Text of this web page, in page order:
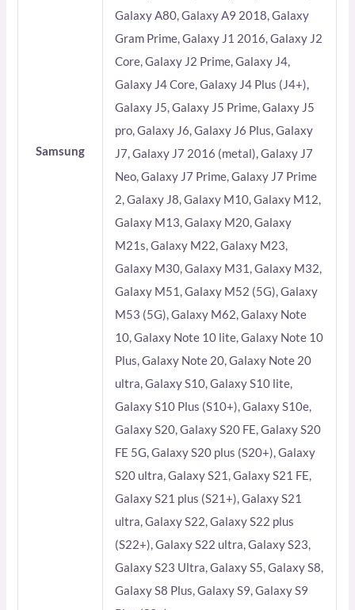
Samsung
Galaxy A80, Galaxy A9 2018, Galaxy
Gram Prime, Galaxy J1 2016, Galaxy J2
Core, Galaxy J2 Prime, Galaxy J4,
Galaxy J4 Core, Galaxy J4 Plus (J4+),
Galaxy J5, Galaxy J5 Prime, Galaxy J5
pro, Galaxy J6, Galaxy J6 Plus, Galaxy
J7, Galaxy J7 2016 (metal), Galaxy J7
Neo, Galaxy J7 Prime, Galaxy J7 Prime
2, Galaxy J8, Galaxy M10, Galaxy M12,
Galaxy M13, Galaxy M20, Galaxy
M21s, Galaxy M22, Galaxy M23,
Galaxy M30, Galaxy M31, Galaxy M32,
Galaxy M51, Galaxy M52 (5G), Galaxy
M53 (5G), Galaxy M62, Galaxy Note
10, Galaxy Note 10 lite, Galaxy Note 10
Plus, Galaxy Note 20, Galaxy Note 20
ultra, Galaxy S10, Galaxy S10 lite,
Galaxy S10 Plus (S10+), Galaxy S10e,
Galaxy S20, Galaxy S20 FE, Galaxy S20
FE 5G, Galaxy S20 plus (S20+), Galaxy
S20 ultra, Galaxy S21, Galaxy S21 FE,
Galaxy S21 plus (S21+), Galaxy S21
ultra, Galaxy S22, Galaxy S22 plus
(S22+), Galaxy S22 ultra, Galaxy S23,
Galaxy S23 Ultra, Galaxy S5, Galaxy S8,
Galaxy S8 Plus, Galaxy S9, Galaxy S9